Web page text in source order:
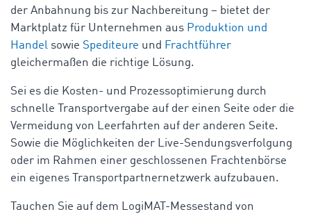
der Anbahnung bis zur Nachbereitung – bietet der
Marktplatz für Unternehmen aus Produktion und
Handel sowie Spediteure und Frachtführer
gleichermaßen die richtige Lösung.
Sei es die Kosten- und Prozessoptimierung durch
schnelle Transportvergabe auf der einen Seite oder die
Vermeidung von Leerfahrten auf der anderen Seite.
Sowie die Möglichkeiten der Live-Sendungsverfolgung
oder im Rahmen einer geschlossenen Frachtenbörse
ein eigenes Transportpartnernetzwerk aufzubauen.
Tauchen Sie auf dem LogiMAT-Messestand von